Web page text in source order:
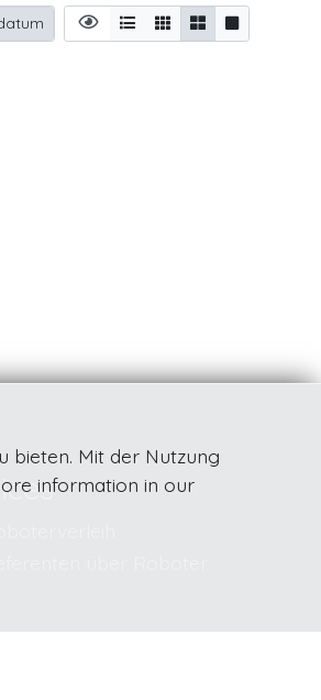
bieten. Mit der Nutzung
information in our